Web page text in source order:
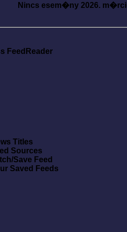
Nincs esem�ny 2026.
FeedReader
Titles
Sources
Save Feed
Saved Feeds